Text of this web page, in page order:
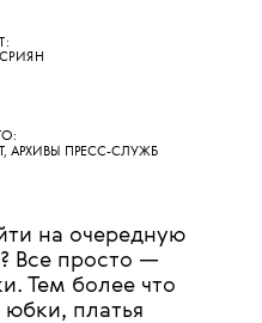
АРХИВЫ ПРЕСС-СЛУЖБ
на очередную
Все просто —
Тем более что
платья